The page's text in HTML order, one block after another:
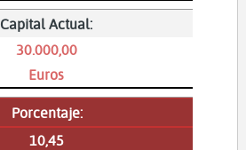
Capital Actual:
30.000,00
Euros
Porcentaje:
10,45